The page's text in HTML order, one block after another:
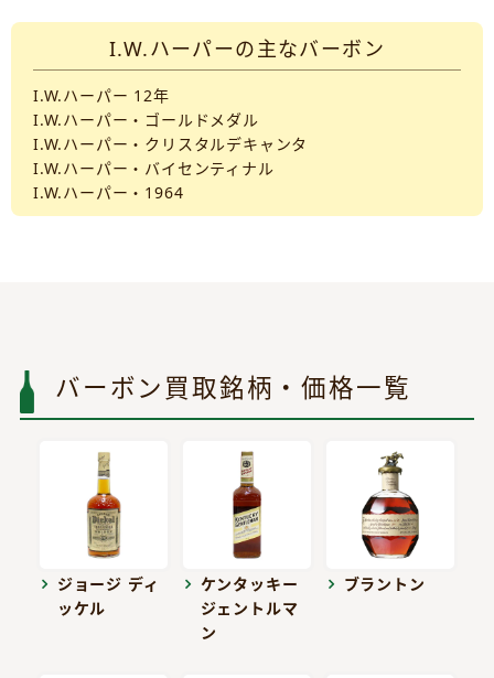
I.W.ハーパーの主なバーボン
I.W.ハーパー 12年
I.W.ハーパー・ゴールドメダル
I.W.ハーパー・クリスタルデキャンタ
I.W.ハーパー・バイセンティナル
I.W.ハーパー・1964
バーボン買取銘柄・価格一覧
ジョージ ディ
ッケル
ケンタッキー
ジェントルマ
ン
ブラントン